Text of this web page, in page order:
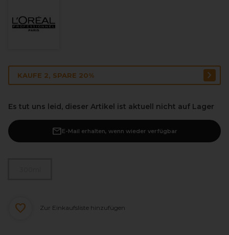
KAUFE 2, SPARE 20%
Es tut uns leid, dieser Artikel ist aktuell nicht auf Lager
E-Mail erhalten, wenn wieder verfügbar
Zur Einkaufsliste hinzufügen